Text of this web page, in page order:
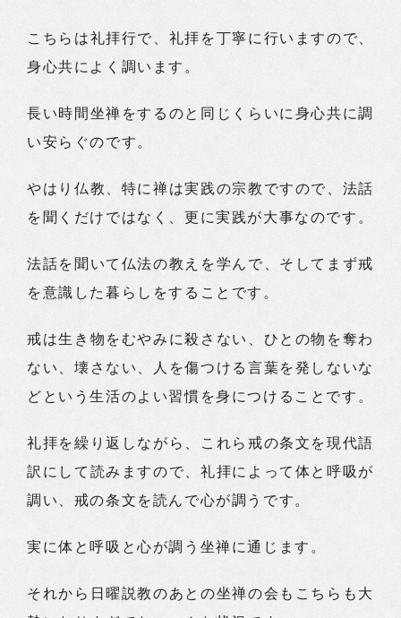
こちらは礼拝行で、礼拝を丁寧に行いますので、
身心共によく調います。
長い時間坐禅をするのと同じくらいに身心共に調
い安らぐのです。
やはり仏教、特に禅は実践の宗教ですので、法話
を聞くだけではなく、更に実践が大事なのです。
法話を聞いて仏法の教えを学んで、そしてまず戒
を意識した暮らしをすることです。
戒は生き物をむやみに殺さない、ひとの物を奪わ
ない、壊さない、人を傷つける言葉を発しないな
どという生活のよい習慣を身につけることです。
礼拝を繰り返しながら、これら戒の条文を現代語
訳にして読みますので、礼拝によって体と呼吸が
調い、戒の条文を読んで心が調うです。
実に体と呼吸と心が調う坐禅に通じます。
それから日曜説教のあとの坐禅の会もこちらも大